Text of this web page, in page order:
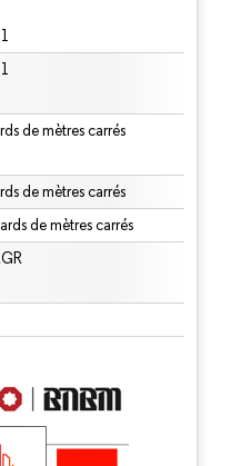
de mètres carrés
de mètres carrés
de mètres carrés
une attribution sous CC BY 4.0.